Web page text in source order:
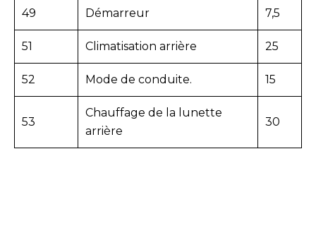
49 Démarreur 7,5
51 Climatisation arrière 25
52 Mode de conduite. 15
53
Chauffage de la lunette
arrière
30